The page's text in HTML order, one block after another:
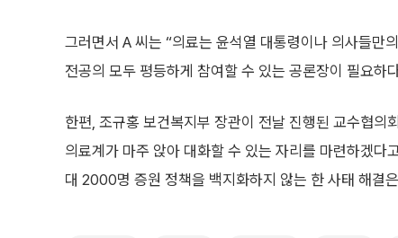
그러면서 A 씨는 “의료는 윤석열 대통령이나 의사들만
전공의 모두 평등하게 참여할 수 있는 공론장이 필요하
한편, 조규홍 보건복지부 장관이 전날 진행된 교수협
의료계가 마주 앉아 대화할 수 있는 자리를 마련하겠다
대 2000명 증원 정책을 백지화하지 않는 한 사태 해결